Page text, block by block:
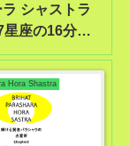
シャストラ
座の16分割
Hora Shastra